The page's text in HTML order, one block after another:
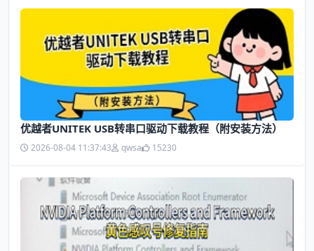
优越者UNITEK USB转串口驱动下载教程（附安装方法）
2026-08-04 11:37:43 qwsa 15230